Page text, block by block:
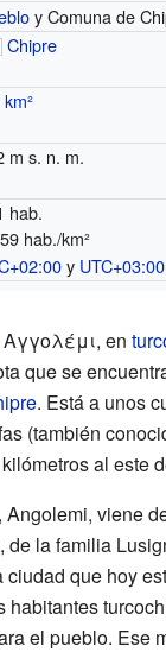
y Comuna de
Chipre
km²
m s. n. m.
hab.
hab./km²
y UTC+03:00
Αγγολέμι, en
que se
. Está a unos
(también
al este
viene
de la familia
que hoy
habitantes
el pueblo. Ese